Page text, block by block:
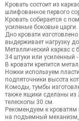
Кровать состоит из
шлифованное первого
Кровать собирается с
усиленые боковые царги.
Дно кровати
выдерживает нагрузку до
Металлический каркас с
34 штуки или усиленный
В кровати крепится
Ножки используем
подпяточники высота
Комоды, тумбы
также ящики сделаны
телескопы 30 см.
Рекомендуем к
на подъемный механизм,